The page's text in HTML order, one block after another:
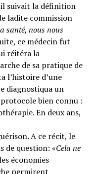
suivait la définition
ladite commission
santé, nous nous
ce médecin fut
réitéra la
de sa pratique de
l’histoire d’une
diagnostiqua un
bien connu :
En deux ans,
A ce récit, le
de question: «Cela ne
économies
permirent